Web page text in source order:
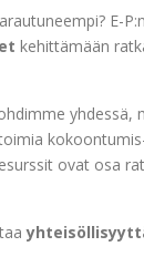
E-
kehittämään
yhdessä,
ovat osa